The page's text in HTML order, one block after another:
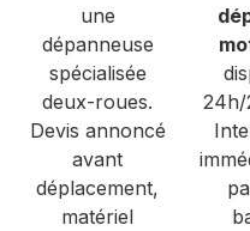
une
dépanneuse
spécialisée
deux-roues.
Devis annoncé
avant
déplacement,
matériel
24h/